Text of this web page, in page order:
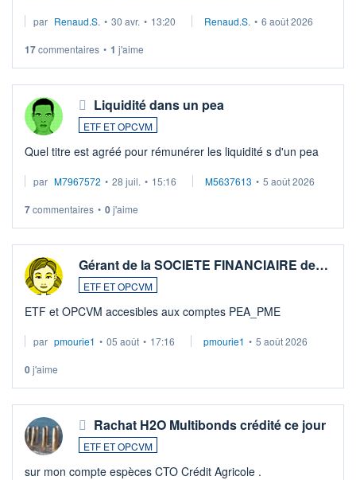
Investissement long terme tip top pour sa retraite.
par Renaud.S. • 30 avr. • 13:20 Renaud.S. • 6 août 2026
17commentaires • 1 j'aime
Liquidité dans un pea
ETF ET OPCVM
Quel titre est agréé pour rémunérer les liquidité s d'un pea
par M7967572 • 28 juil. • 15:16 M5637613 • 5 août 2026
7commentaires • 0j'aime
Gérant de la SOCIETE FINANCIAIRE de…
ETF ET OPCVM
ETF et OPCVM accesibles aux comptes PEA_PME
par pmourie1 • 05 août • 17:16 pmourie1 • 5 août 2026
0j'aime
Rachat H2O Multibonds crédité ce jour
ETF ET OPCVM
sur mon compte espèces CTO Crédit Agricole .